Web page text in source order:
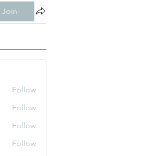
Join
Follow
Follow
Follow
Follow